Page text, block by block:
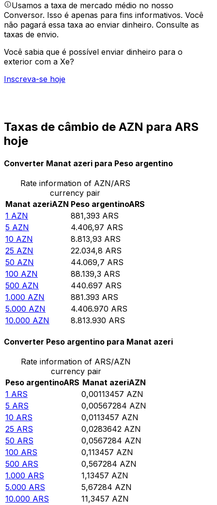
Usamos a taxa de mercado médio no nosso
Conversor. Isso é apenas para fins informativos. Você
não pagará essa taxa ao enviar dinheiro. Consulte as
taxas de envio.
Você sabia que é possível enviar dinheiro para o
exterior com a Xe?
Inscreva-se hoje
Taxas de câmbio de AZN para ARS
hoje
Converter Manat azeri para Peso argentino
Rate information of AZN/ARS
currency pair
Manat azeriAZN Peso argentinoARS
1 AZN 881,393 ARS
5 AZN 4.406,97 ARS
10 AZN 8.813,93 ARS
25 AZN 22.034,8 ARS
50 AZN 44.069,7 ARS
100 AZN 88.139,3 ARS
500 AZN 440.697 ARS
1.000 AZN 881.393 ARS
5.000 AZN 4.406.970 ARS
10.000 AZN 8.813.930 ARS
Converter Peso argentino para Manat azeri
Rate information of ARS/AZN
currency pair
Peso argentinoARS Manat azeriAZN
1 ARS 0,00113457 AZN
5 ARS 0,00567284 AZN
10 ARS 0,0113457 AZN
25 ARS 0,0283642 AZN
50 ARS 0,0567284 AZN
100 ARS 0,113457 AZN
500 ARS 0,567284 AZN
1.000 ARS 1,13457 AZN
5.000 ARS 5,67284 AZN
10.000 ARS 11,3457 AZN